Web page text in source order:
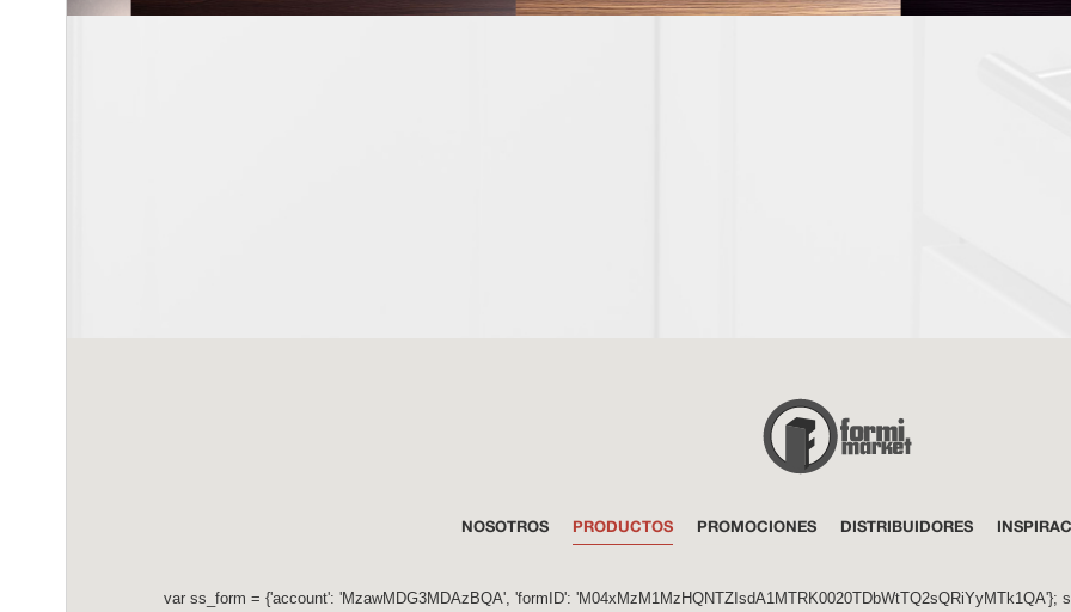
NOSOTROS PRODUCTOS PROMOCIONES DISTRIBUIDORES
var ss_form = {'account': 'MzawMDG3MDAzBQA', 'formID':